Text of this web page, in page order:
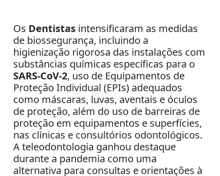
Os Dentistas intensificaram as medidas
de biossegurança, incluindo a
higienização rigorosa das instalações com
substâncias químicas específicas para o
SARS-CoV-2, uso de Equipamentos de
Proteção Individual (EPIs) adequados
como máscaras, luvas, aventais e óculos
de proteção, além do uso de barreiras de
proteção em equipamentos e superfícies,
nas clínicas e consultórios odontológicos.
A teleodontologia ganhou destaque
durante a pandemia como uma
alternativa para consultas e orientações à